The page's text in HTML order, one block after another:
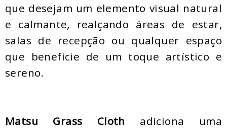
que desejam um elemento visual natural
e calmante, realçando áreas de estar,
salas de recepção ou qualquer espaço
que beneficie de um toque artístico e
sereno.
Matsu Grass Cloth adiciona uma